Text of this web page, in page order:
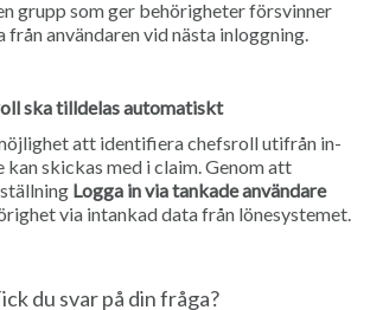
grupp som ger behörigheter försvinner
från användaren vid nästa inloggning.
ska tilldelas automatiskt
att identifiera chefsroll utifrån in-
skickas med i claim. Genom att
Logga in via tankade användare
via intankad data från lönesystemet.
du svar på din fråga?